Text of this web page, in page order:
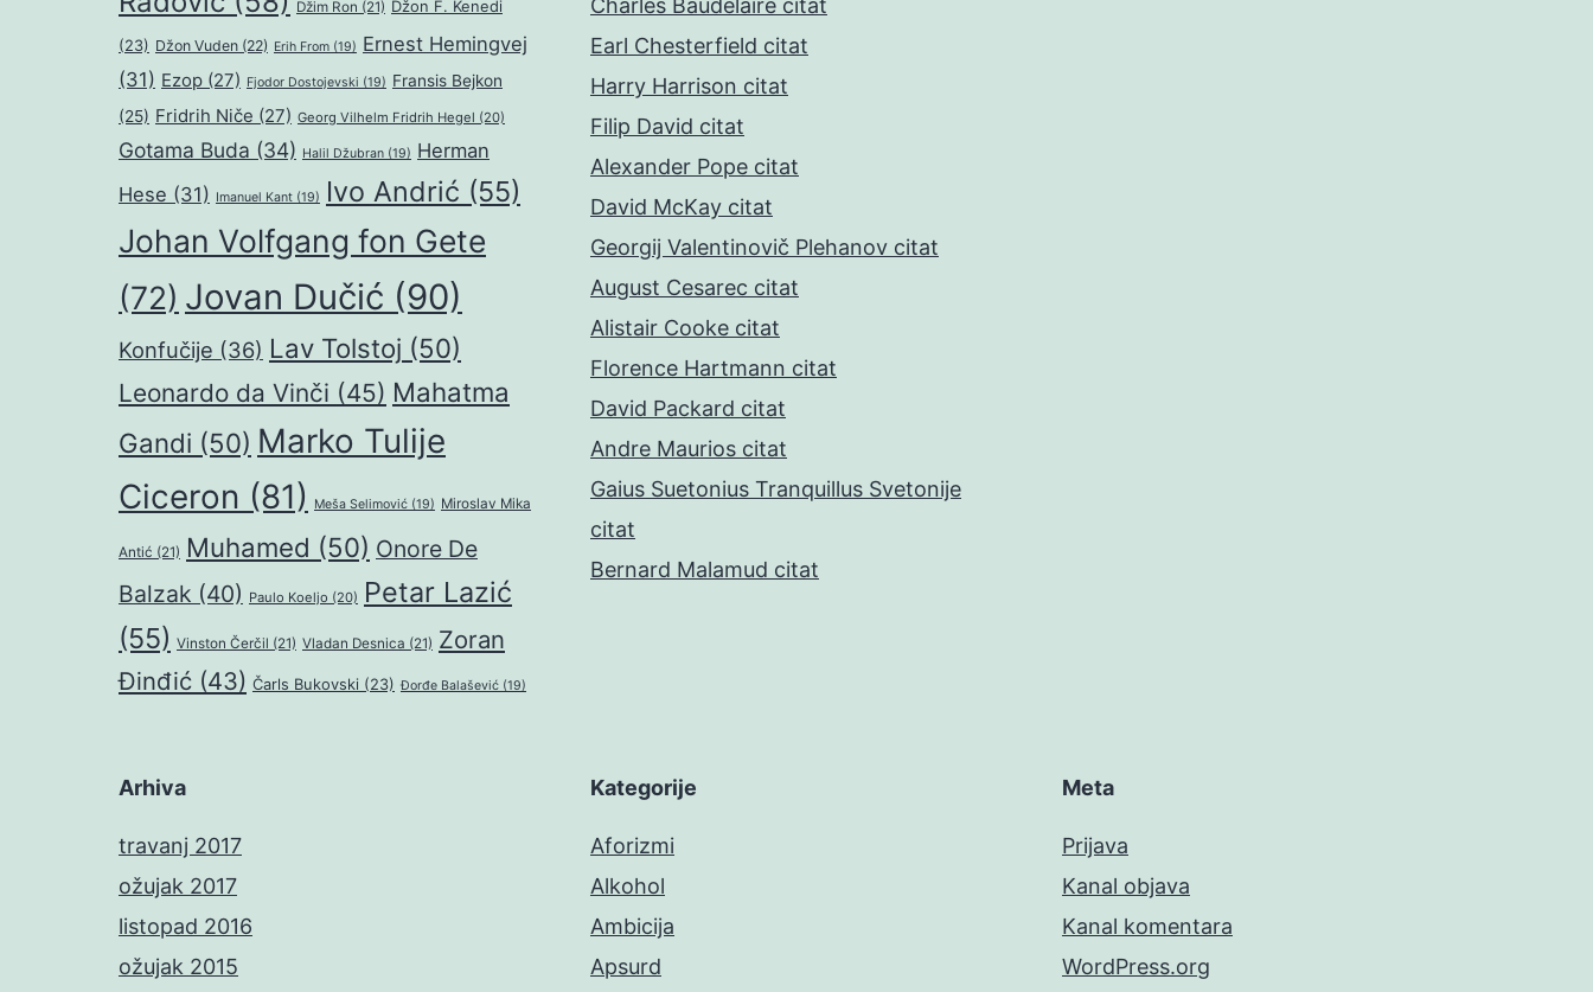
Džim Ron (21) Džon F. Kenedi
(23) Džon Vuden (22) Erih From (19) Ernest Hemingvej
(31) Ezop (27) Fjodor Dostojevski (19) Fransis Bejkon
(25) Fridrih Niče (27) Georg Vilhelm Fridrih Hegel (20)
Gotama Buda (34) Halil Džubran (19) Herman
Hese (31) Imanuel Kant (19) Ivo Andrić (55)
Johan Volfgang fon Gete
(72) Jovan Dučić (90)
Konfučije (36) Lav Tolstoj (50)
Leonardo da Vinči (45) Mahatma
Gandi (50) Marko Tulije
Ciceron (81) Meša Selimović (19) Miroslav Mika
Antić (21) Muhamed (50) Onore De
Balzak (40) Paulo Koeljo (20) Petar Lazić
(55) Vinston Čerčil (21) Vladan Desnica (21) Zoran
Đinđić (43) Čarls Bukovski (23) Đorđe Balašević (19)
Earl Chesterfield citat
Harry Harrison citat
Filip David citat
Alexander Pope citat
David McKay citat
Georgij Valentinovič Plehanov citat
August Cesarec citat
Alistair Cooke citat
Florence Hartmann citat
David Packard citat
Andre Maurios citat
Gaius Suetonius Tranquillus Svetonije
citat
Bernard Malamud citat
Arhiva
travanj 2017
ožujak 2017
listopad 2016
ožujak 2015
Kategorije
Aforizmi
Alkohol
Ambicija
Apsurd
Meta
Prijava
Kanal objava
Kanal komentara
WordPress.org